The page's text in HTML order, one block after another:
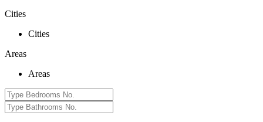
Cities
Cities
Areas
Areas